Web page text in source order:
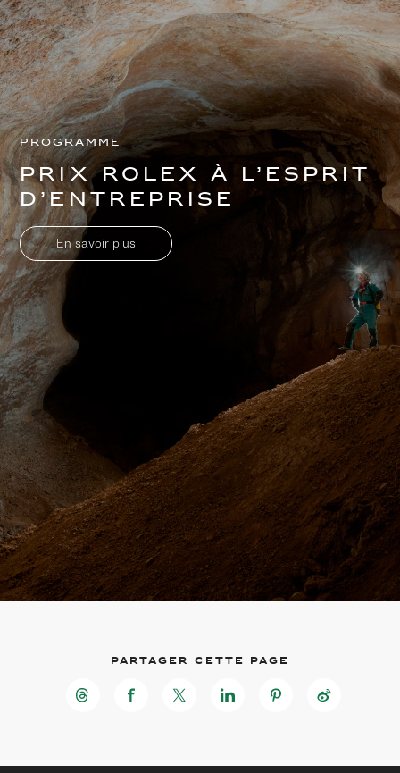
Programme
Prix Rolex à l’esprit
d’entreprise
En savoir plus
Partager cette page